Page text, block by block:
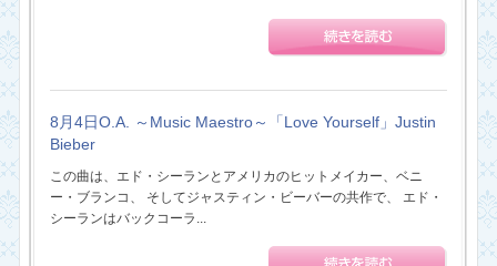
8月4日O.A. ～Music Maestro～「Love Yourself」Justin
Bieber
この曲は、エド・シーランとアメリカのヒットメイカー、ベニ
ー・ブランコ、 そしてジャスティン・ビーバーの共作で、 エド・
シーランはバックコーラ...